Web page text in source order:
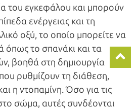
του εγκεφάλου και μπορούν
ενέργειας και τη
οξύ, το οποίο μπορείτε να
όπως το σπανάκι και τα
βοηθά στη δημιουργία
ρυθμίζουν τη διάθεση,
η ντοπαμίνη. Όσο για τις
σώμα, αυτές συνδέονται